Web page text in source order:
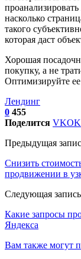
насколько
такого
которая даст
Хорошая
покупку, а не
Оптимизируйте
Лендинг
0 455
Поделится VK
Предыдущая
Снизить
продвижении в
Следующая запись
Какие запросы
Яндекса
Вам также могут